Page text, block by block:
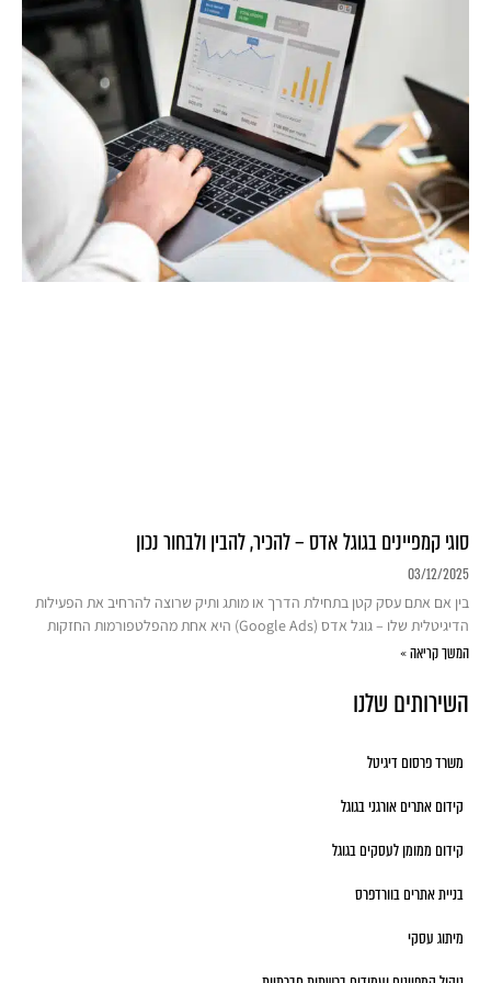
סוגי קמפיינים בגוגל אדס – להכיר, להבין ולבחור נכון
03/12/2025
בין אם אתם עסק קטן בתחילת הדרך או מותג ותיק שרוצה להרחיב את הפעילות
הדיגיטלית שלו – גוגל אדס (Google Ads) היא אחת מהפלטפורמות החזקות
המשך קריאה »
השירותים שלנו
משרד פרסום דיגיטל
קידום אתרים אורגני בגוגל
קידום ממומן לעסקים בגוגל
בניית אתרים בוורדפרס
מיתוג עסקי